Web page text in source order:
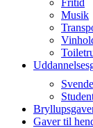
Fritid
Musik
Gaver til